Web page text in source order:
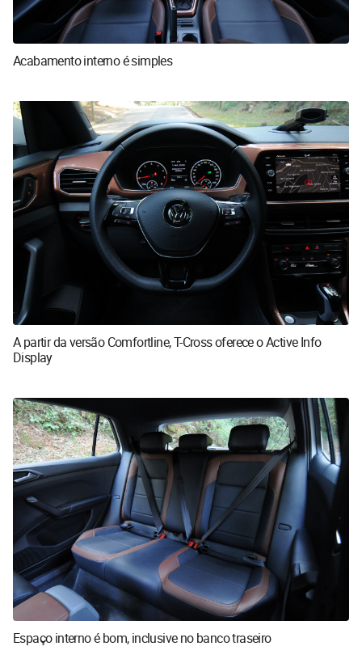
Acabamento interno é simples
A partir da versão Comfortline, T-Cross oferece o Active Info
Display
Espaço interno é bom, inclusive no banco traseiro